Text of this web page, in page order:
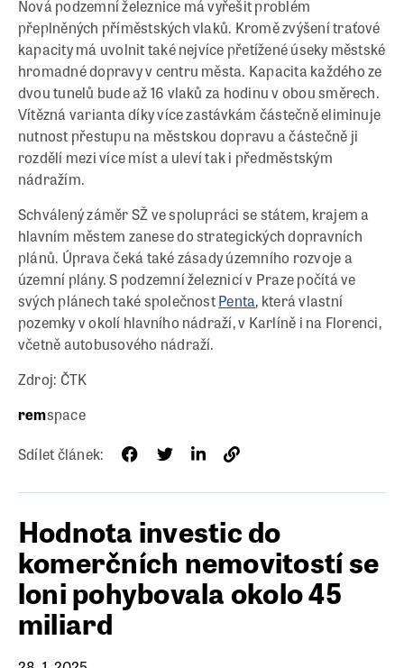
Nová podzemní železnice má vyřešit problém
přeplněných příměstských vlaků. Kromě zvýšení traťové
kapacity má uvolnit také nejvíce přetížené úseky městské
hromadné dopravy v centru města. Kapacita každého ze
dvou tunelů bude až 16 vlaků za hodinu v obou směrech.
Vítězná varianta díky více zastávkám částečně eliminuje
nutnost přestupu na městskou dopravu a částečně ji
rozdělí mezi více míst a uleví tak i předměstským
nádražím.
Schválený záměr SŽ ve spolupráci se státem, krajem a
hlavním městem zanese do strategických dopravních
plánů. Úprava čeká také zásady územního rozvoje a
územní plány. S podzemní železnicí v Praze počítá ve
svých plánech také společnostPenta, která vlastní
pozemky v okolí hlavního nádraží, v Karlíně i na Florenci,
včetně autobusového nádraží.
Zdroj: ČTK
remspace
Sdílet článek:
Hodnota investic do
komerčních nemovitostí se
loni pohybovala okolo 45
miliard